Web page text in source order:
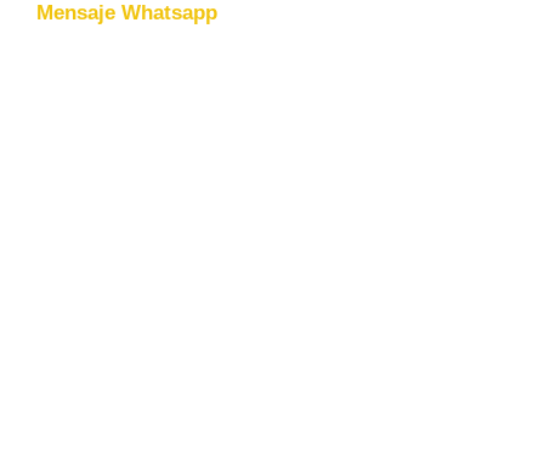
Mensaje Whatsapp